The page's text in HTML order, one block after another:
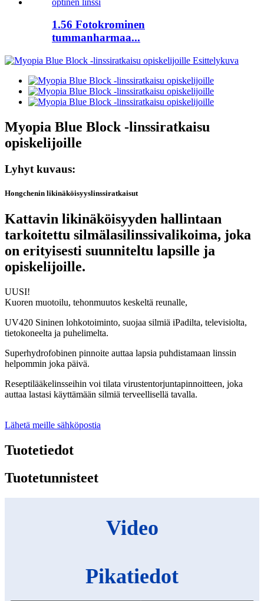
1.56 Fotokrominen
tummanharmaa...
Myopia Blue Block -linssiratkaisu
opiskelijoille
Lyhyt kuvaus:
Hongchenin likinäköisyyslinssiratkaisut
Kattavin likinäköisyyden hallintaan
tarkoitettu silmälasilinssivalikoima, joka
on erityisesti suunniteltu lapsille ja
opiskelijoille.
UUSI!
Kuoren muotoilu, tehonmuutos keskeltä reunalle,
UV420 Sininen lohkotoiminto, suojaa silmiä iPadilta, televisiolta,
tietokoneelta ja puhelimelta.
Superhydrofobinen pinnoite auttaa lapsia puhdistamaan linssin
helpommin joka päivä.
Reseptilääkelinsseihin voi tilata virustentorjuntapinnoitteen, joka
auttaa lastasi käyttämään silmiä terveellisellä tavalla.
Lähetä meille sähköpostia
Tuotetiedot
Tuotetunnisteet
Video
Pikatiedot